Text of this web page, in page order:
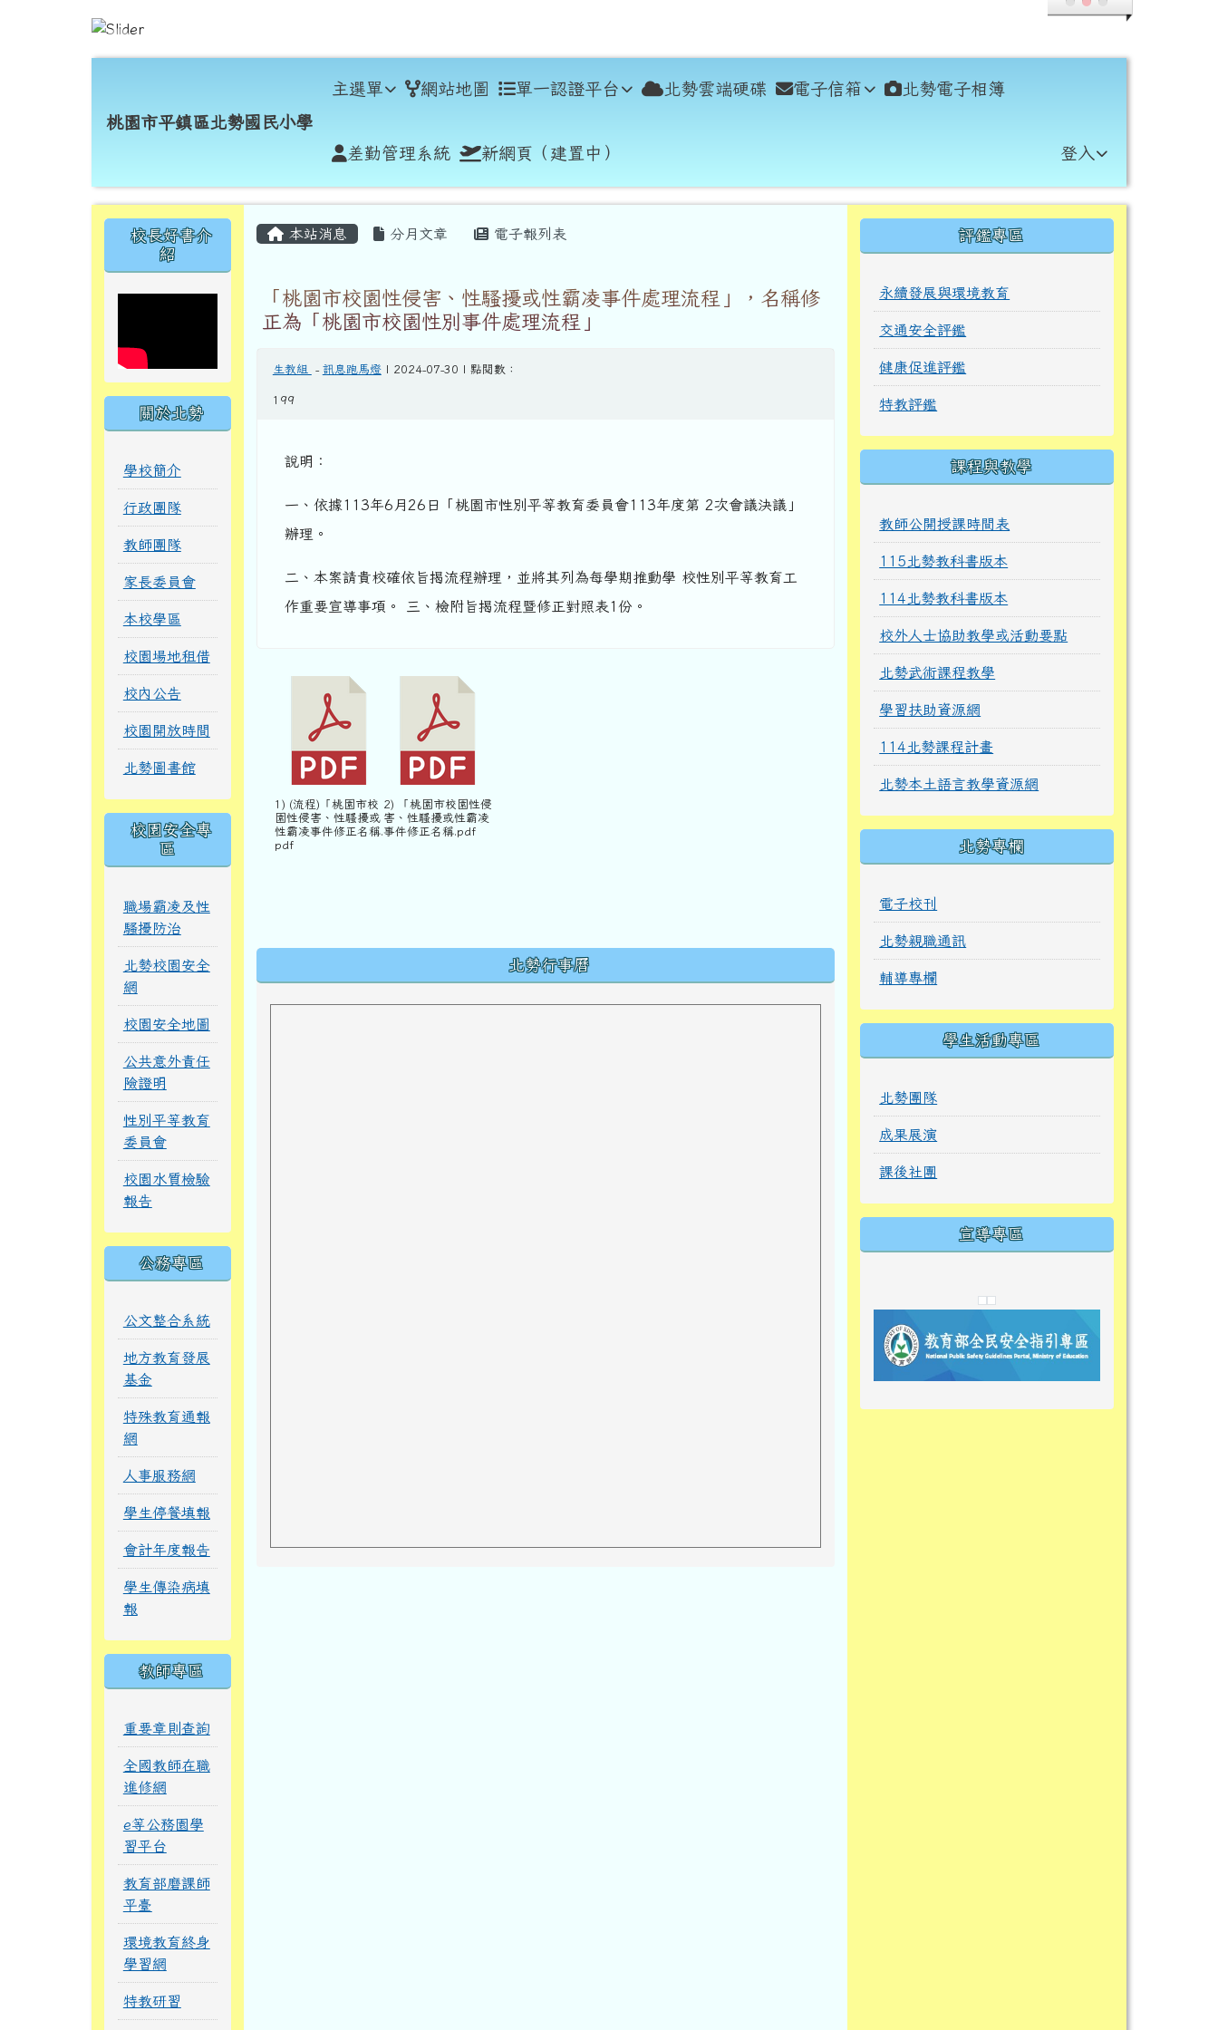
桃園市平鎮區北勢國民小學
桃園市平鎮區北勢國民小學
主選單 網站地圖 單一認證平台 北勢雲端硬碟 電子信箱 北勢電子相簿
差勤管理系統 新網頁（建置中） 登入
左邊區域內容
校長好書介
紹
關於北勢
學校簡介
行政團隊
教師團隊
家長委員會
本校學區
校園場地租借
校內公告
校園開放時間
北勢圖書館
校園安全專
區
職場霸凌及性
騷擾防治
北勢校園安全
網
校園安全地圖
公共意外責任
險證明
性別平等教育
委員會
校園水質檢驗
報告
公務專區
公文整合系統
地方教育發展
基金
特殊教育通報
網
人事服務網
學生停餐填報
會計年度報告
學生傳染病填
報
教師專區
重要章則查詢
全國教師在職
進修網
e等公務園學
習平台
教育部磨課師
平臺
環境教育終身
學習網
特教研習
主內容區域
本站消息 分月文章 電子報列表
「桃園市校園性侵害、性騷擾或性霸凌事件處理流程」，名稱修
正為「桃園市校園性別事件處理流程」
生教組 - 訊息跑馬燈| 2024-07-30 | 點閱數：
199
說明：
一、依據113年6月26日「桃園市性別平等教育委員會113年度第 2次會議決議」
辦理。
二、本案請貴校確依旨揭流程辦理，並將其列為每學期推動學 校性別平等教育工
作重要宣導事項。 三、檢附旨揭流程暨修正對照表1份。
1) (流程)「桃園市校
園性侵害、性騷擾或
性霸凌事件修正名稱.
pdf
2) 「桃園市校園性侵
害、性騷擾或性霸凌
事件修正名稱.pdf
北勢行事曆
右邊區域內容
評鑑專區
永續發展與環境教育
交通安全評鑑
健康促進評鑑
特教評鑑
課程與教學
教師公開授課時間表
115北勢教科書版本
114北勢教科書版本
校外人士協助教學或活動要點
北勢武術課程教學
學習扶助資源網
114北勢課程計畫
北勢本土語言教學資源網
北勢專欄
電子校刊
北勢親職通訊
輔導專欄
學生活動專區
北勢團隊
成果展演
課後社團
宣導專區
link to https://
link to https://eliteracy.edu.tw/
link to https://
link to https://10000.gov.tw/
link to https://eliteracy.edu.tw/
link to https://10000.gov.tw/
link to https://
link to https://
link to https://i.win.org.tw/
link to https://
link to https://
link to https://
link to https://
頁尾區域